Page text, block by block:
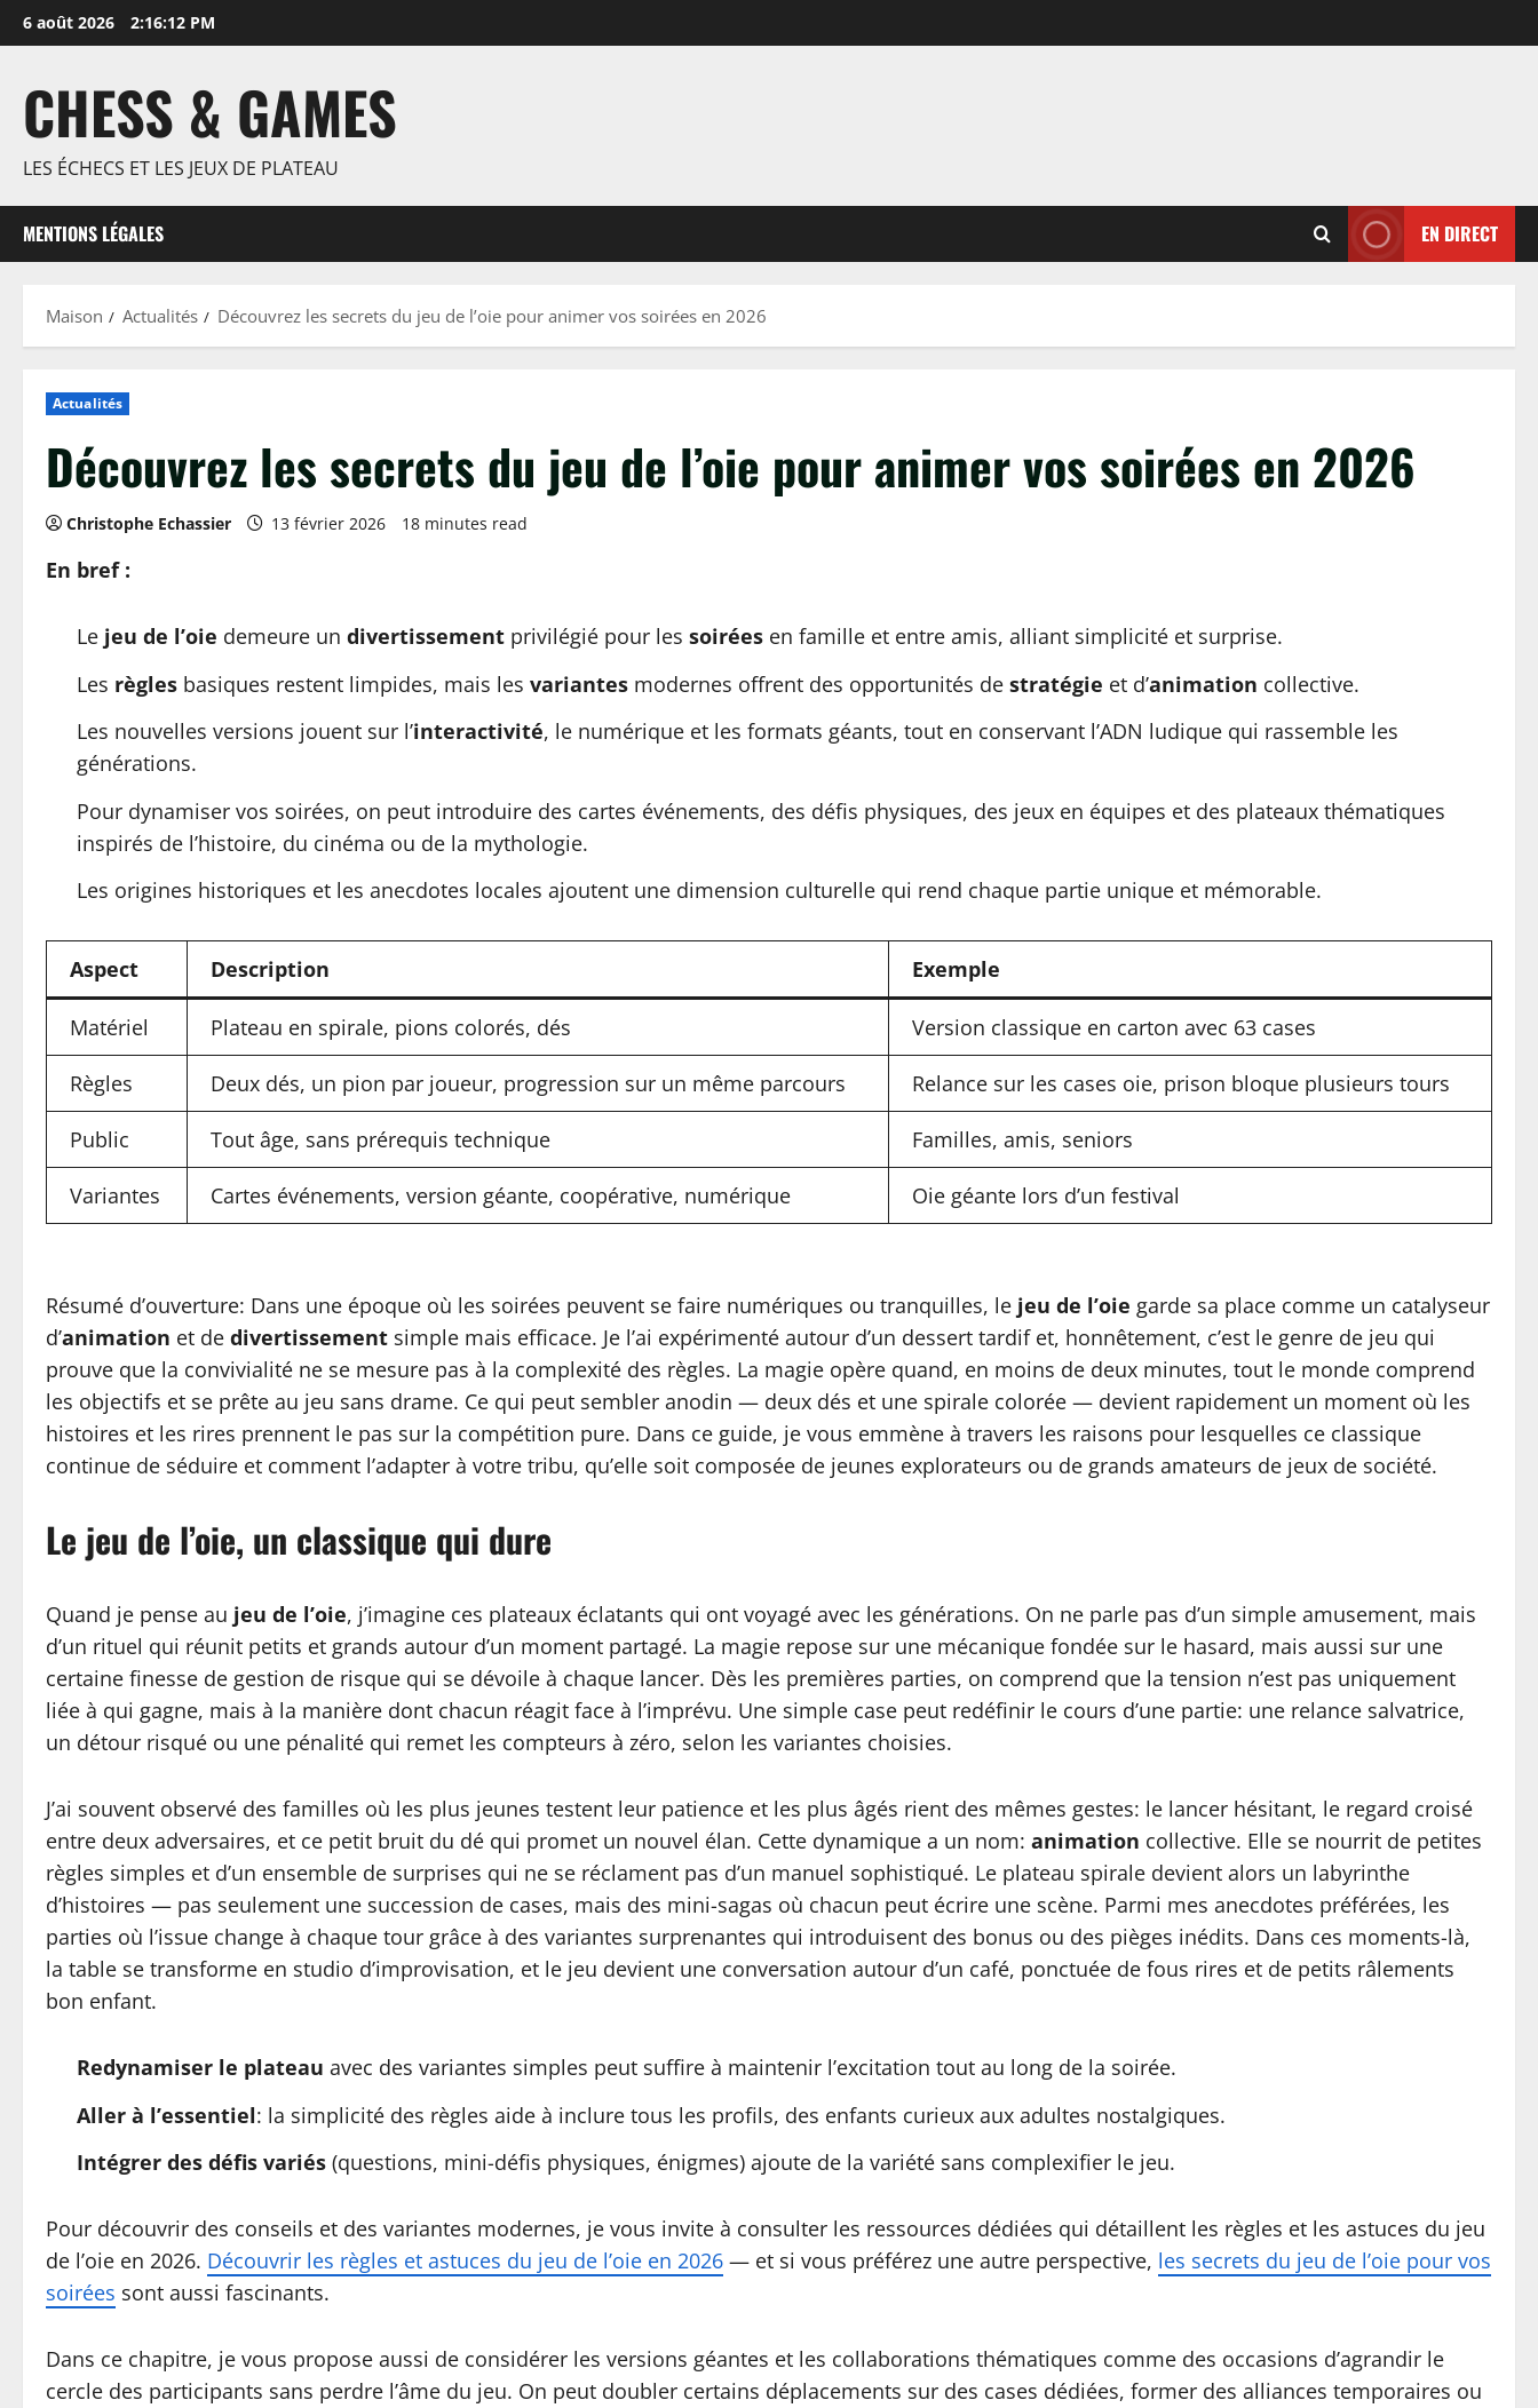
Passer
au
6 août 2026 2:16:13 PM
CHESS & GAMES
LES ÉCHECS ET LES JEUX DE PLATEAU
MENTIONS LÉGALES EN DIRECT
Maison Actualités Découvrez les secrets du jeu de l’oie pour animer vos soirées en 2026
Actualités
Découvrez les secrets du jeu de l’oie pour animer vos soirées en 2026
Christophe Echassier 13 février 2026 18 minutes read
En bref :
Le jeu de l’oie demeure un divertissement privilégié pour les soirées en famille et entre amis, alliant simplicité et surprise.
Les règles basiques restent limpides, mais les variantes modernes offrent des opportunités de stratégie et d’animation collective.
Les nouvelles versions jouent sur l’interactivité, le numérique et les formats géants, tout en conservant l’ADN ludique qui rassemble les
générations.
Pour dynamiser vos soirées, on peut introduire des cartes événements, des défis physiques, des jeux en équipes et des plateaux thématiques
inspirés de l’histoire, du cinéma ou de la mythologie.
Les origines historiques et les anecdotes locales ajoutent une dimension culturelle qui rend chaque partie unique et mémorable.
Aspect Description Exemple
Matériel Plateau en spirale, pions colorés, dés Version classique en carton avec 63 cases
Règles Deux dés, un pion par joueur, progression sur un même parcours Relance sur les cases oie, prison bloque plusieurs tours
Public Tout âge, sans prérequis technique Familles, amis, seniors
Variantes Cartes événements, version géante, coopérative, numérique Oie géante lors d’un festival
Résumé d’ouverture: Dans une époque où les soirées peuvent se faire numériques ou tranquilles, le jeu de l’oie garde sa place comme un catalyseur
d’animation et de divertissement simple mais efficace. Je l’ai expérimenté autour d’un dessert tardif et, honnêtement, c’est le genre de jeu qui
prouve que la convivialité ne se mesure pas à la complexité des règles. La magie opère quand, en moins de deux minutes, tout le monde comprend
les objectifs et se prête au jeu sans drame. Ce qui peut sembler anodin — deux dés et une spirale colorée — devient rapidement un moment où les
histoires et les rires prennent le pas sur la compétition pure. Dans ce guide, je vous emmène à travers les raisons pour lesquelles ce classique
continue de séduire et comment l’adapter à votre tribu, qu’elle soit composée de jeunes explorateurs ou de grands amateurs de jeux de société.
Le jeu de l’oie, un classique qui dure
Quand je pense au jeu de l’oie, j’imagine ces plateaux éclatants qui ont voyagé avec les générations. On ne parle pas d’un simple amusement, mais
d’un rituel qui réunit petits et grands autour d’un moment partagé. La magie repose sur une mécanique fondée sur le hasard, mais aussi sur une
certaine finesse de gestion de risque qui se dévoile à chaque lancer. Dès les premières parties, on comprend que la tension n’est pas uniquement
liée à qui gagne, mais à la manière dont chacun réagit face à l’imprévu. Une simple case peut redéfinir le cours d’une partie: une relance salvatrice,
un détour risqué ou une pénalité qui remet les compteurs à zéro, selon les variantes choisies.
J’ai souvent observé des familles où les plus jeunes testent leur patience et les plus âgés rient des mêmes gestes: le lancer hésitant, le regard croisé
entre deux adversaires, et ce petit bruit du dé qui promet un nouvel élan. Cette dynamique a un nom: animation collective. Elle se nourrit de petites
règles simples et d’un ensemble de surprises qui ne se réclament pas d’un manuel sophistiqué. Le plateau spirale devient alors un labyrinthe
d’histoires — pas seulement une succession de cases, mais des mini-sagas où chacun peut écrire une scène. Parmi mes anecdotes préférées, les
parties où l’issue change à chaque tour grâce à des variantes surprenantes qui introduisent des bonus ou des pièges inédits. Dans ces moments-là,
la table se transforme en studio d’improvisation, et le jeu devient une conversation autour d’un café, ponctuée de fous rires et de petits râlements
bon enfant.
Redynamiser le plateau avec des variantes simples peut suffire à maintenir l’excitation tout au long de la soirée.
Aller à l’essentiel: la simplicité des règles aide à inclure tous les profils, des enfants curieux aux adultes nostalgiques.
Intégrer des défis variés (questions, mini-défis physiques, énigmes) ajoute de la variété sans complexifier le jeu.
Pour découvrir des conseils et des variantes modernes, je vous invite à consulter les ressources dédiées qui détaillent les règles et les astuces du jeu
de l’oie en 2026. Découvrir les règles et astuces du jeu de l’oie en 2026 — et si vous préférez une autre perspective, les secrets du jeu de l’oie pour vos
soirées sont aussi fascinants.
Dans ce chapitre, je vous propose aussi de considérer les versions géantes et les collaborations thématiques comme des occasions d’agrandir le
cercle des participants sans perdre l’âme du jeu. On peut doubler certains déplacements sur des cases dédiées, former des alliances temporaires ou